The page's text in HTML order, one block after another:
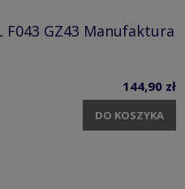
F043 GZ43 Manufaktura
144,90 zł
DO KOSZYKA